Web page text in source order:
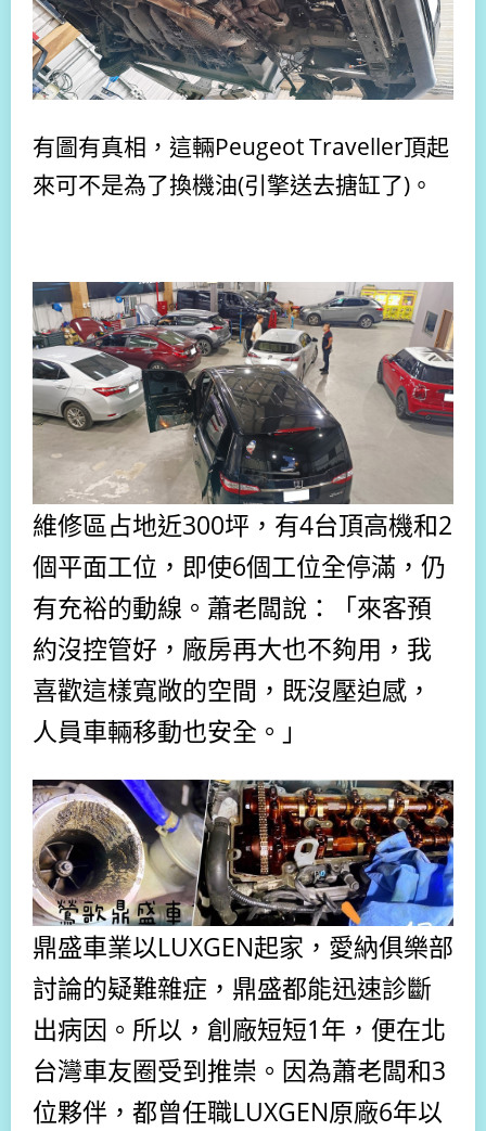
有圖有真相，這輛Peugeot Traveller頂起
來可不是為了換機油(引擎送去搪缸了)。
維修區占地近300坪，有4台頂高機和2
個平面工位，即使6個工位全停滿，仍
有充裕的動線。蕭老闆說：「來客預
約沒控管好，廠房再大也不夠用，我
喜歡這樣寬敞的空間，既沒壓迫感，
人員車輛移動也安全。」
鼎盛車業以LUXGEN起家，愛納俱樂部
討論的疑難雜症，鼎盛都能迅速診斷
出病因。所以， 創廠短短1年，便在北
台灣車友圈受到推崇。因為蕭老闆和3
位夥伴，都曾任職LUXGEN原廠6年以